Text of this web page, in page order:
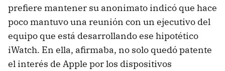
prefiere mantener su anonimato indicó que hace
poco mantuvo una reunión con un ejecutivo del
equipo que está desarrollando ese hipotético
iWatch. En ella, afirmaba, no solo quedó patente
el interés de Apple por los dispositivos